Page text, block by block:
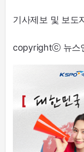
기사제보 및 보도
copyrightⓒ 뉴스